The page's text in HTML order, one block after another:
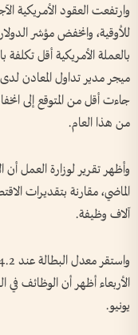
بالعملة الأمريكية أقل
ميجر مدير تداول المعادن
جاءت أقل من ‌المتوقع إلى
من هذا ‌العام.
آلاف وظيفة.
الأربعاء ⁠أظهر أن الوظائف في
يونيو.